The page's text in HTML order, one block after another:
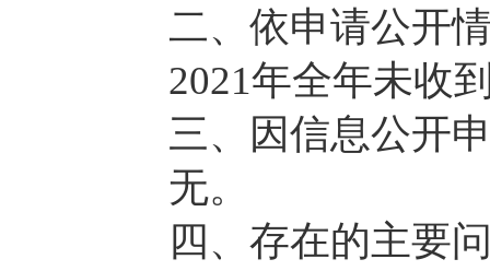
二、依申请公开
2021年全年未收
三、因信息公开
无。
四、存在的主要